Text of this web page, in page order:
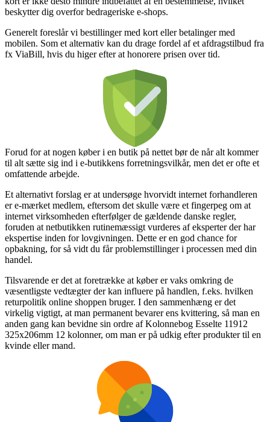
beskytter dig overfor bedrageriske e-shops.
Generelt foreslår vi bestillinger med kort eller betalinger med
mobilen. Som et alternativ kan du drage fordel af et afdragstilbud fra
fx ViaBill, hvis du higer efter at honorere prisen over tid.
Forud for at nogen køber i en butik på nettet bør de når alt kommer
til alt sætte sig ind i e-butikkens forretningsvilkår, men det er ofte et
omfattende arbejde.
Et alternativt forslag er at undersøge hvorvidt internet forhandleren
er e-mærket medlem, eftersom det skulle være et fingerpeg om at
internet virksomheden efterfølger de gældende danske regler,
foruden at netbutikken rutinemæssigt vurderes af eksperter der har
ekspertise inden for lovgivningen. Dette er en god chance for
opbakning, for så vidt du får problemstillinger i processen med din
handel.
Tilsvarende er det at foretrække at køber er vaks omkring de
væsentligste vedtægter der kan influere på handlen, f.eks. hvilken
returpolitik online shoppen bruger. I den sammenhæng er det
virkelig vigtigt, at man permanent bevarer ens kvittering, så man en
anden gang kan bevidne sin ordre af Kolonnebog Esselte 11912
325x206mm 12 kolonner, om man er på udkig efter produkter til en
kvinde eller mand.